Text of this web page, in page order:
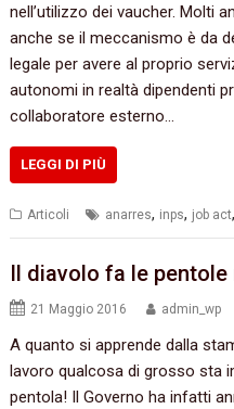
nell’utilizzo dei vaucher. Molti
anche se il meccanismo è da
legale per avere al proprio
autonomi in realtà dipendenti
collaboratore esterno…
LEGGI DI PIÙ
Articoli anarres, inps, job act,
Il diavolo fa le
21 Maggio 2016 admin_wp
A quanto si apprende dalla
lavoro qualcosa di grosso sta
pentola‭! ‬Il Governo ha infatti